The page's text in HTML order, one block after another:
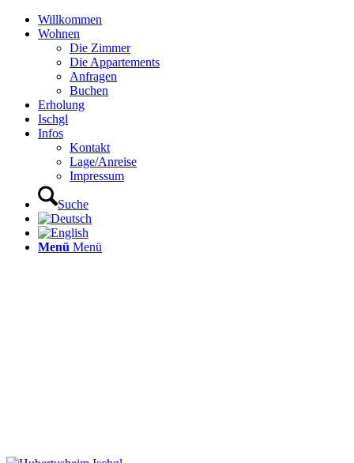
Willkommen
Wohnen
Die Zimmer
Die Appartements
Anfragen
Buchen
Erholung
Ischgl
Infos
Kontakt
Lage/Anreise
Impressum
Suche
Menü Menü